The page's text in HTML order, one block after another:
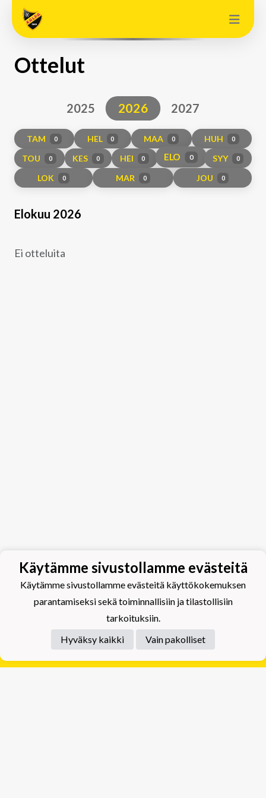
Ottelut
2025 2026 2027
TAM 0 HEL 0 MAA 0 HUH 0
TOU 0 KES 0 HEI 0 ELO 0 SYY 0
LOK 0 MAR 0 JOU 0
Elokuu 2026
Ei otteluita
Tietosuojaseloste
Käytämme sivustollamme evästeitä
Käytämme sivustollamme evästeitä käyttökokemuksen
parantamiseksi sekä toiminnallisiin ja tilastollisiin
tarkoituksiin.
Hyväksy kaikki
Vain pakolliset